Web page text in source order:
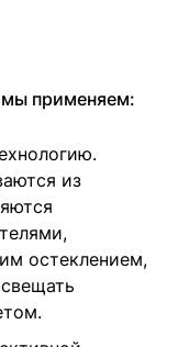
применяем:
из
остеклением,